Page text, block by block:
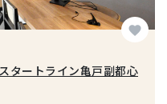
favorite
タートライン亀戸副都心